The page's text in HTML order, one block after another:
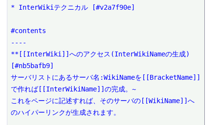
* InterWikiテクニカル [#v2a7f90e]
#contents
----
**[[InterWiki]]へのアクセス(InterWikiNameの生成)
[#nb5bafb9]
サーバリストにあるサーバ名:WikiNameを[[BracketName]]
で作れば[[InterWikiName]]の完成。~
これをページに記述すれば、そのサーバの[[WikiName]]へ
のハイパーリンクが生成されます。